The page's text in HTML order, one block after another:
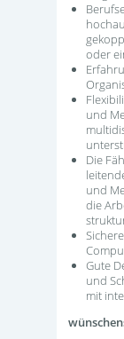
oder
und
Die
und
die
Gute
und
mit